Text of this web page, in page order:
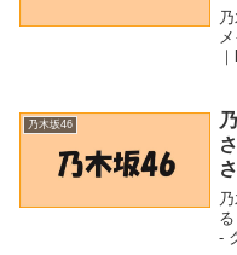
–
ス
乃木坂46
-